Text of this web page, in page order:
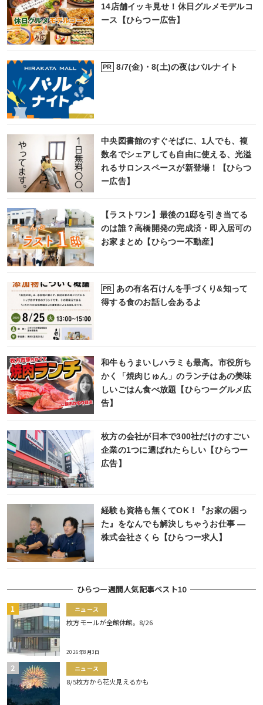
14店舗イッキ見せ！休日グルメモデルコ
ース【ひらつー広告】
PR 8/7(金)・8(土)の夜はバルナイト
中央図書館のすぐそばに、1人でも、複
数名でシェアしても自由に使える、光溢
れるサロンスペースが新登場！【ひらつ
ー広告】
【ラストワン】最後の1邸を引き当てる
のは誰？高橋開発の完成済・即入居可の
お家まとめ【ひらつー不動産】
PR
あの有名石けんを手づくり&知って
得する食のお話し会あるよ
和牛もうまいしハラミも最高。市役所ち
かく「焼肉じゅん」のランチはあの美味
しいごはん食べ放題【ひらつーグルメ広
告】
枚方の会社が日本で300社だけのすごい
企業の1つに選ばれたらしい【ひらつー
広告】
経験も資格も無くてOK！『お家の困っ
た』をなんでも解決しちゃうお仕事 ―
株式会社さくら【ひらつー求人】
ひらつー週間人気記事ベスト10
ニュース
枚方モールが全館休館。8/26
2026年8月3日
ニュース
8/5枚方から花火見えるかも